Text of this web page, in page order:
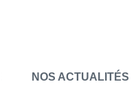
NOS ACTUALITÉS